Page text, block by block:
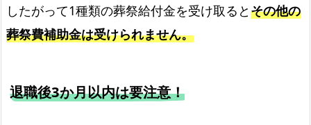
したがって1種類の葬祭給付金を受け取るとその他の
葬祭費補助金は受けられません。
退職後3か月以内は要注意！